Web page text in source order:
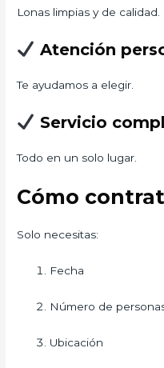
Lonas limpias y de calidad.
Atención
Te ayudamos a elegir.
Servicio
Todo en un solo lugar.
Cómo
Solo necesitas:
Fecha
Número de
Ubicación